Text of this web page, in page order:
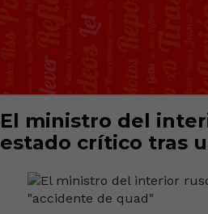
El ministro del
estado crítico tras